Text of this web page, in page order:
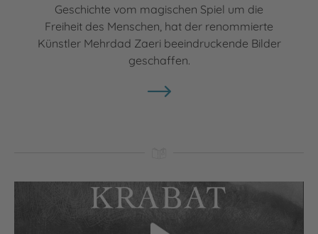
Geschichte vom magischen Spiel um die
Freiheit des Menschen, hat der renommierte
Künstler Mehrdad Zaeri beeindruckende Bilder
geschaffen.
Video abspielen